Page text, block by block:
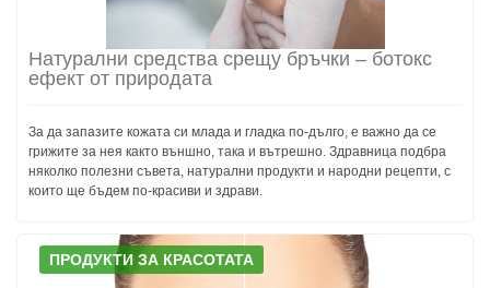
Натурални средства срещу бръчки – ботокс
ефект от природата
За да запазите кожата си млада и гладка по-дълго, е важно да се
грижите за нея както външно, така и вътрешно. Здравница подбра
няколко полезни съвета, натурални продукти и народни рецепти, с
които ще бъдем по-красиви и здрави.
ПРОДУКТИ ЗА КРАСОТАТА